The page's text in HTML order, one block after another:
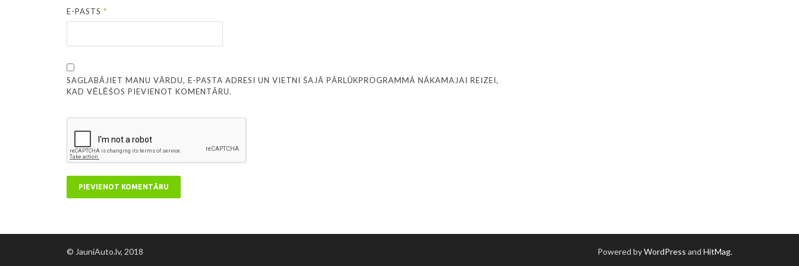
E-PASTS*
SAGLABĀJIET MANU VĀRDU, E-PASTA ADRESI UN VIETNI ŠAJĀ PĀRLŪKPROGRAMMĀ NĀKAMAJAI REIZEI,
KAD VĒLĒŠOS PIEVIENOT KOMENTĀRU.
© JauniAuto.lv, 2018 Powered byWordPress and HitMag.